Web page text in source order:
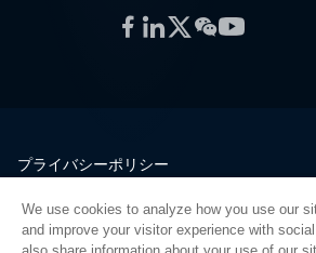
Facebook
LinkedIn
Twitter
WeChat
YouTube
プライバシーポリシー
品質
サイトマップ
We use cookies to analyze how you use our
and improve your visitor experience with